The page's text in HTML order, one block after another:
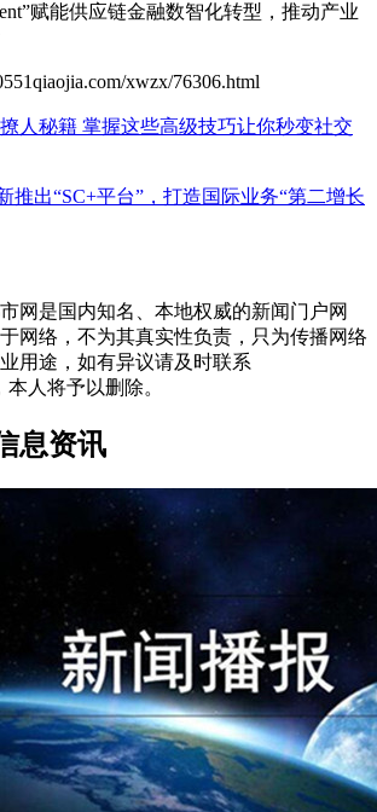
赋能供应链金融数智化转型，推动产业
xwzx/76306.html
人秘籍 掌握这些高级技巧让你秒变社交
推出“SC+平台”，打造国际业务“第二增长
网是国内知名、本地权威的新闻门户网
网络，不为其真实性负责，只为传播网络
用途，如有异议请及时联系
本人将予以删除。
息资讯